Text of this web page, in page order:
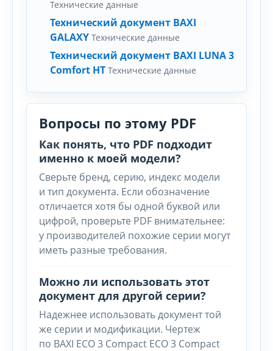
Технические данные
Технический документ BAXI
GALAXY Технические данные
Технический документ BAXI LUNA 3
Comfort HT Технические данные
Вопросы по этому PDF
Как понять, что PDF подходит
именно к моей модели?
Сверьте бренд, серию, индекс модели
и тип документа. Если обозначение
отличается хотя бы одной буквой или
цифрой, проверьте PDF внимательнее:
у производителей похожие серии могут
иметь разные требования.
Можно ли использовать этот
документ для другой серии?
Надежнее использовать документ той
же серии и модификации. Чертеж
по BAXI ECO 3 Compact ECO 3 Compact